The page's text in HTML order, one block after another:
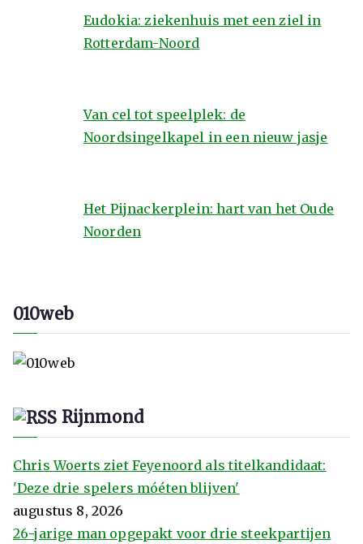
Eudokia: ziekenhuis met een ziel in
Rotterdam-Noord
Van cel tot speelplek: de
Noordsingelkapel in een nieuw jasje
Het Pijnackerplein: hart van het Oude
Noorden
010web
Rijnmond
Chris Woerts ziet Feyenoord als titelkandidaat:
'Deze drie spelers móéten blijven'
augustus 8, 2026
26-jarige man opgepakt voor drie steekpartijen